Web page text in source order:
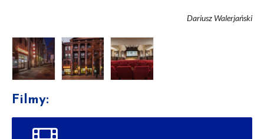
Dariusz Walerjański
Filmy: